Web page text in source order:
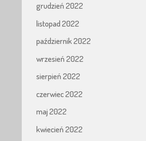
grudzień 2022
listopad 2022
październik 2022
wrzesień 2022
sierpień 2022
czerwiec 2022
maj 2022
kwiecień 2022